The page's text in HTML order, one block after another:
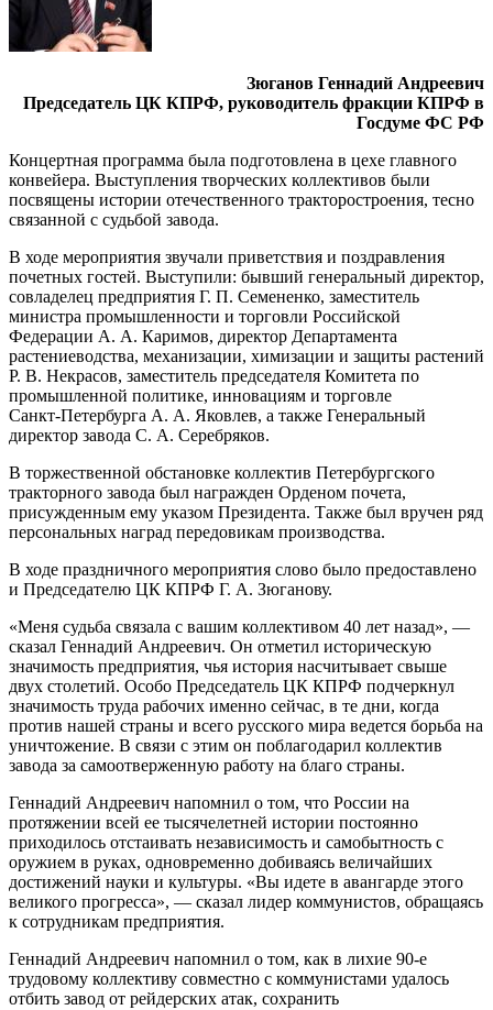
Зюганов Геннадий Андреевич
Председатель ЦК КПРФ, руководитель фракции КПРФ в
Госдуме ФС РФ
Концертная программа была подготовлена в цехе главного
конвейера. Выступления творческих коллективов были
посвящены истории отечественного тракторостроения, тесно
связанной с судьбой завода.
В ходе мероприятия звучали приветствия и поздравления
почетных гостей. Выступили: бывший генеральный директор,
совладелец предприятия Г. П. Семененко, заместитель
министра промышленности и торговли Российской
Федерации А. А. Каримов, директор Департамента
растениеводства, механизации, химизации и защиты растений
Р. В. Некрасов, заместитель председателя Комитета по
промышленной политике, инновациям и торговле
Санкт‑Петербурга А. А. Яковлев, а также Генеральный
директор завода С. А. Серебряков.
В торжественной обстановке коллектив Петербургского
тракторного завода был награжден Орденом почета,
присужденным ему указом Президента. Также был вручен ряд
персональных наград передовикам производства.
В ходе праздничного мероприятия слово было предоставлено
и Председателю ЦК КПРФ Г. А. Зюганову.
«Меня судьба связала с вашим коллективом 40 лет назад», —
сказал Геннадий Андреевич. Он отметил историческую
значимость предприятия, чья история насчитывает свыше
двух столетий. Особо Председатель ЦК КПРФ подчеркнул
значимость труда рабочих именно сейчас, в те дни, когда
против нашей страны и всего русского мира ведется борьба на
уничтожение. В связи с этим он поблагодарил коллектив
завода за самоотверженную работу на благо страны.
Геннадий Андреевич напомнил о том, что России на
протяжении всей ее тысячелетней истории постоянно
приходилось отстаивать независимость и самобытность с
оружием в руках, одновременно добиваясь величайших
достижений науки и культуры. «Вы идете в авангарде этого
великого прогресса», — сказал лидер коммунистов, обращаясь
к сотрудникам предприятия.
Геннадий Андреевич напомнил о том, как в лихие 90-е
трудовому коллективу совместно с коммунистами удалось
отбить завод от рейдерских атак, сохранить